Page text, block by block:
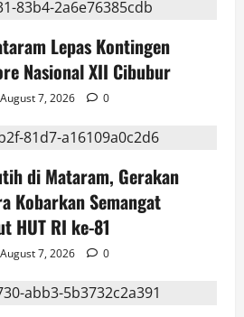
Lepas Kontingen
Nasional XII Cibubur
August 7, 2026
0
di Mataram, Gerakan
Kobarkan Semangat
HUT RI ke-81
August 7, 2026
0